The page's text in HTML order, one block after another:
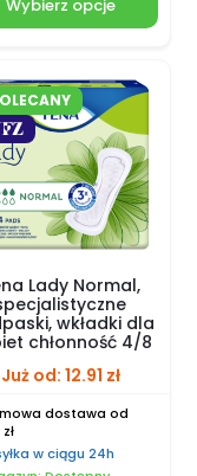
Wybierz opcje
Lady Normal,
wkładki dla
chłonność 4/8
Już od: 12.91 zł
dostawa od
w ciągu 24h